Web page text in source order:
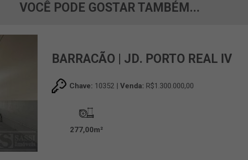
VOCÊ PODE GOSTAR TAMBÉM...
BARRACÃO | JD. PORTO REAL IV
Chave: 10352 |Venda: R$1.300.000,00
277,00m²